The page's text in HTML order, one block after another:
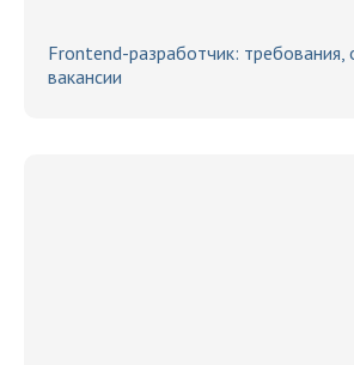
Frontend-разработчик: требования,
вакансии